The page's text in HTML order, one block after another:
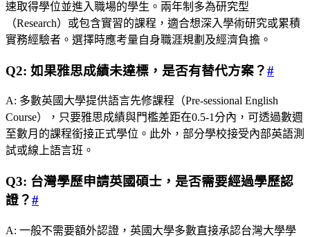
速取得學位並進入職場的學生。兩年制多為研究型
（Research）或包含實習的課程，適合想深入學術研究或累積
實務經驗者。選擇時應考量自身職涯規劃及經濟負擔。
Q2: 如果雅思成績未達標，是否有替代方案？#
A: 多數英國大學提供語言先修課程（Pre-sessional English
Course），只要雅思成績與門檻差距在0.5-1分內，可透過數週
至數月的課程銜接正式學位。此外，部分學校接受內部英語測
試或線上語言班。
Q3: 台灣學歷申請英國碩士，是否需要經過學歷認
證？#
A: 一般不需要額外認證，英國大學多數直接承認台灣大學學